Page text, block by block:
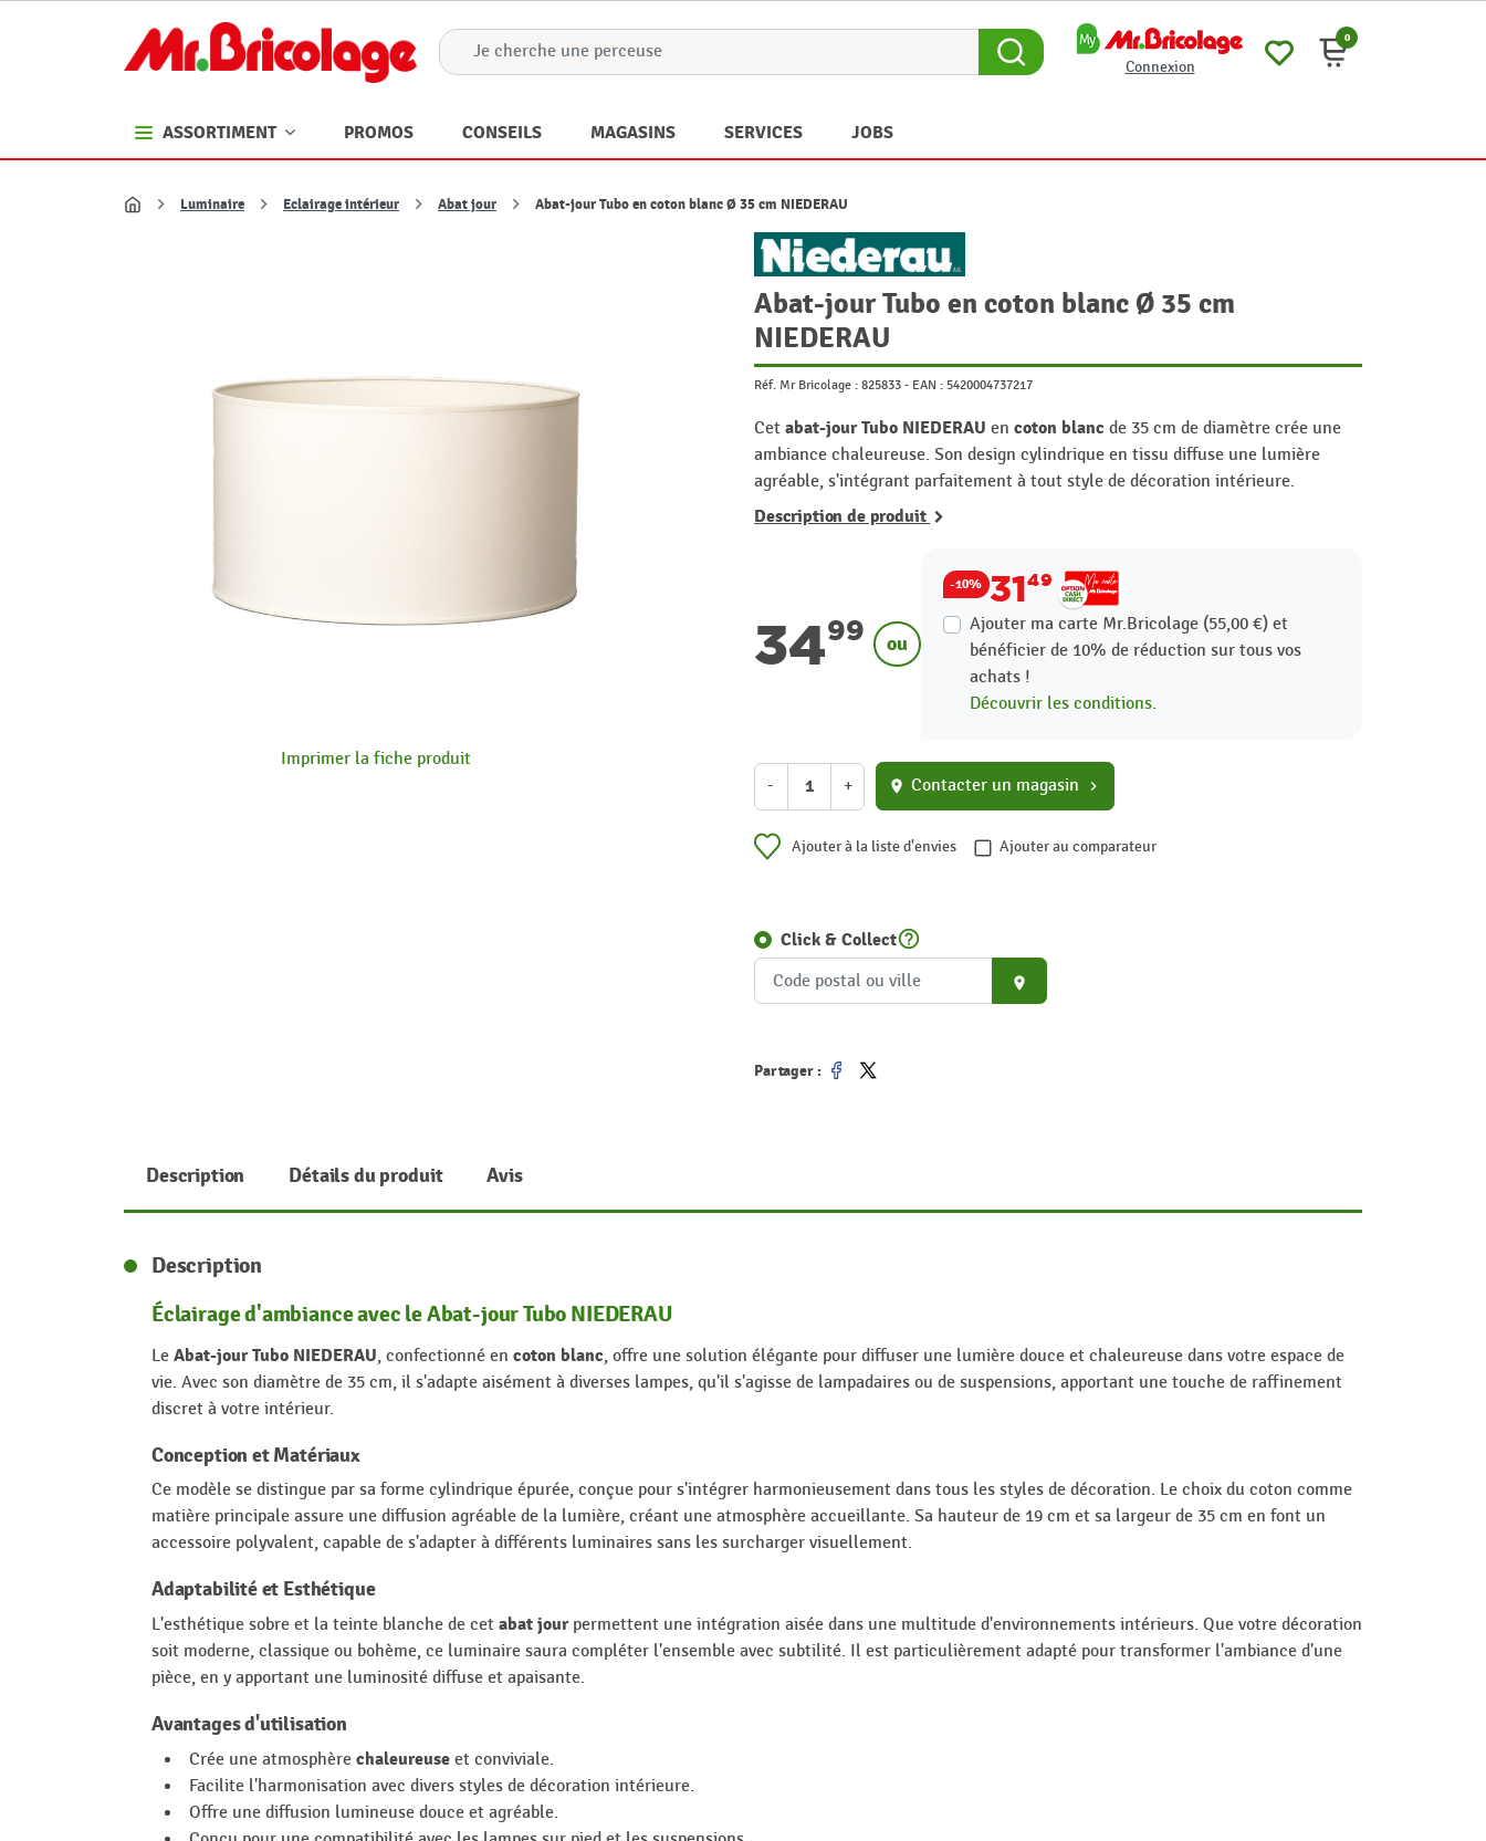
Connexion
0
ASSORTIMENT PROMOS CONSEILS MAGASINS SERVICES JOBS
Accueil
Luminaire Eclairage intérieur Abat jour Abat-jour Tubo en coton blanc Ø 35 cm NIEDERAU
Imprimer la fiche produit
Abat-jour Tubo en coton blanc Ø 35 cm
NIEDERAU
Réf. Mr Bricolage : 825833 - EAN : 5420004737217
Cet abat-jour Tubo NIEDERAU en coton blanc de 35 cm de diamètre crée une
ambiance chaleureuse. Son design cylindrique en tissu diffuse une lumière
agréable, s'intégrant parfaitement à tout style de décoration intérieure.
Description de produit
3499 ou
-10% 3149
Ajouter ma carte Mr.Bricolage (55,00 €) et
bénéficier de 10% de réduction sur tous vos
achats !
Découvrir les conditions.
- + location_on Contacter un magasin chevron_right
Ajouter à la liste d'envies Ajouter au comparateur
Click & Collecthelp_outline
place
Partager :
Description Détails du produit Avis
Description
Éclairage d'ambiance avec le Abat-jour Tubo NIEDERAU
Le Abat-jour Tubo NIEDERAU, confectionné en coton blanc, offre une solution élégante pour diffuser une lumière douce et chaleureuse dans votre espace de
vie. Avec son diamètre de 35 cm, il s'adapte aisément à diverses lampes, qu'il s'agisse de lampadaires ou de suspensions, apportant une touche de raffinement
discret à votre intérieur.
Conception et Matériaux
Ce modèle se distingue par sa forme cylindrique épurée, conçue pour s'intégrer harmonieusement dans tous les styles de décoration. Le choix du coton comme
matière principale assure une diffusion agréable de la lumière, créant une atmosphère accueillante. Sa hauteur de 19 cm et sa largeur de 35 cm en font un
accessoire polyvalent, capable de s'adapter à différents luminaires sans les surcharger visuellement.
Adaptabilité et Esthétique
L'esthétique sobre et la teinte blanche de cet abat jourpermettent une intégration aisée dans une multitude d'environnements intérieurs. Que votre décoration
soit moderne, classique ou bohème, ce luminaire saura compléter l'ensemble avec subtilité. Il est particulièrement adapté pour transformer l'ambiance d'une
pièce, en y apportant une luminosité diffuse et apaisante.
Avantages d'utilisation
Crée une atmosphère chaleureuse et conviviale.
Facilite l'harmonisation avec divers styles de décoration intérieure.
Offre une diffusion lumineuse douce et agréable.